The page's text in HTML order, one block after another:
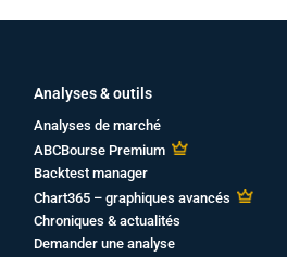
Analyses & outils
Analyses de marché
ABCBourse Premium
Backtest manager
Chart365 – graphiques avancés
Chroniques & actualités
Demander une analyse